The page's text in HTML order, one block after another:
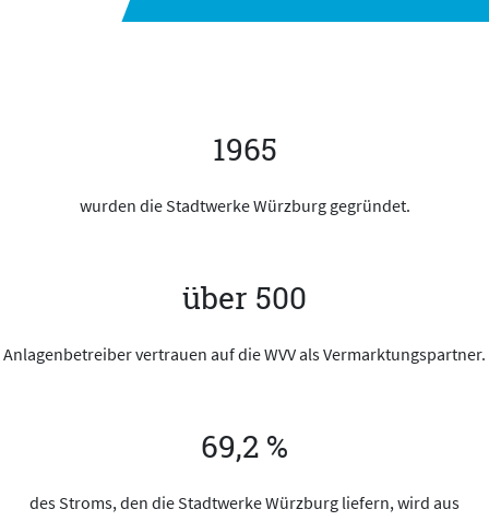
1965
wurden die Stadtwerke Würzburg gegründet.
über 500
Anlagenbetreiber vertrauen auf die WVV als Vermarktungspartner.
69,2 %
des Stroms, den die Stadtwerke Würzburg liefern, wird aus